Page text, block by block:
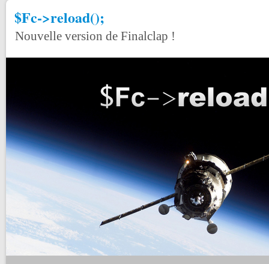
$Fc->reload();
Nouvelle version de Finalclap !